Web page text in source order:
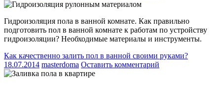
Гидроизоляция пола в ванной комнате. Как правильно
подготовить пол в ванной комнате к работам по устройству
гидроизоляции? Необходимые материалы и инструменты.
Как качественно залить пол в ванной своими руками?
18.07.2014 masterdoma Оставить комментарий